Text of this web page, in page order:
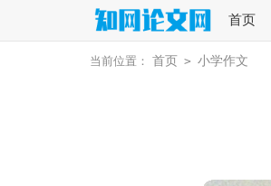
首页
当前位置： 首页 > 小学作文